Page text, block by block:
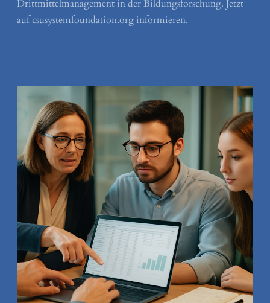
Drittmittelmanagement in der Bildungsforschung. Jetzt
auf csusystemfoundation.org informieren.